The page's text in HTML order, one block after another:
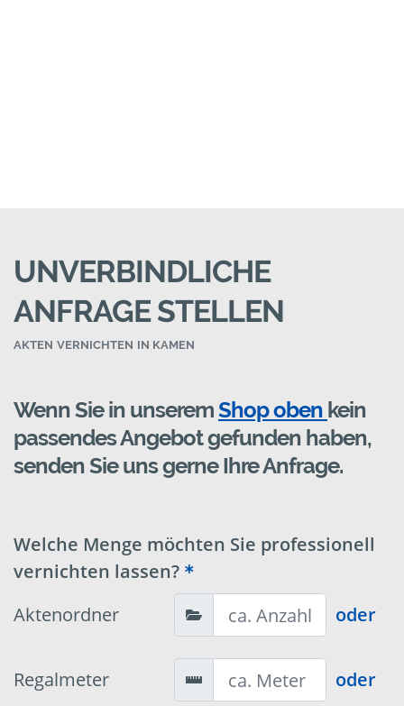
UNVERBINDLICHE
ANFRAGE STELLEN
AKTEN VERNICHTEN IN KAMEN
Wenn Sie in unseremShop oben kein
passendes Angebot gefunden haben,
senden Sie uns gerne Ihre Anfrage.
Welche Menge möchten Sie professionell
vernichten lassen?
Aktenordner
oder
Regalmeter oder